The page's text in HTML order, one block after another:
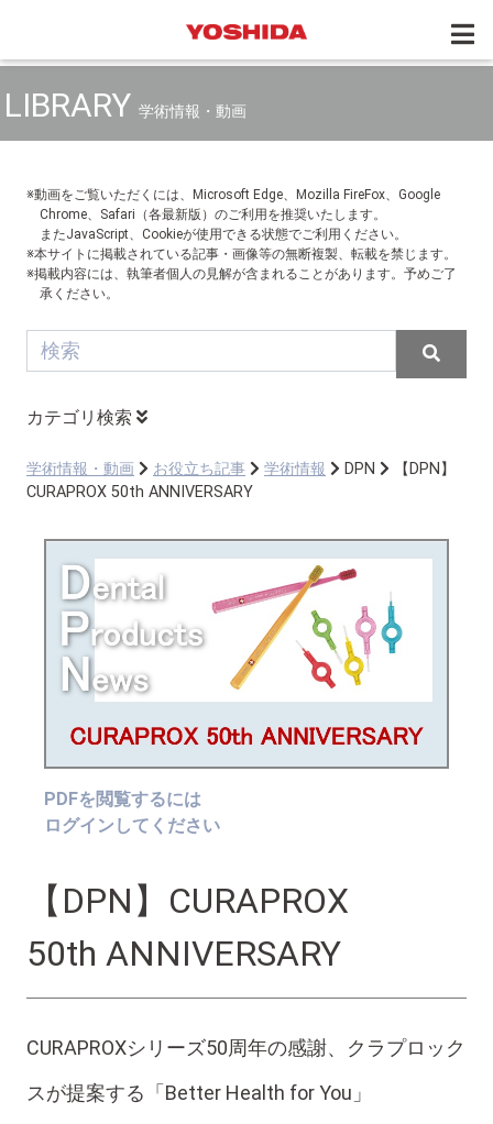
LIBRARY 学術情報・動画
※動画をご覧いただくには、Microsoft Edge、Mozilla FireFox、Google
Chrome、Safari（各最新版）のご利用を推奨いたします。
またJavaScript、Cookieが使用できる状態でご利用ください。
※本サイトに掲載されている記事・画像等の無断複製、転載を禁じます。
※掲載内容には、執筆者個人の見解が含まれることがあります。予めご了
承ください。
カテゴリ検索
学術情報・動画 お役立ち記事 学術情報 DPN
【DPN】
CURAPROX 50th ANNIVERSARY
PDFを閲覧するには
ログインしてください
【DPN】CURAPROX
50th ANNIVERSARY
CURAPROXシリーズ50周年の感謝、クラプロック
スが提案する「Better Health for You」